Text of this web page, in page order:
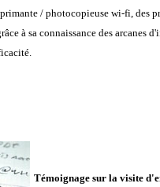
/ photocopieuse wi-fi, des
à sa connaissance des arcanes
Témoignage sur la visite